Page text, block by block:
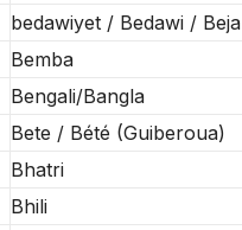
bedawiyet / Bedawi / Beja
Bemba
Bengali/Bangla
Bete / Bété (Guiberoua)
Bhatri
Bhili